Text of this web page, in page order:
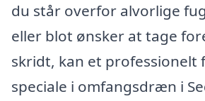
du står overfor alvorlige
eller blot ønsker at tage
skridt, kan et professionelt
speciale i omfangsdræn i